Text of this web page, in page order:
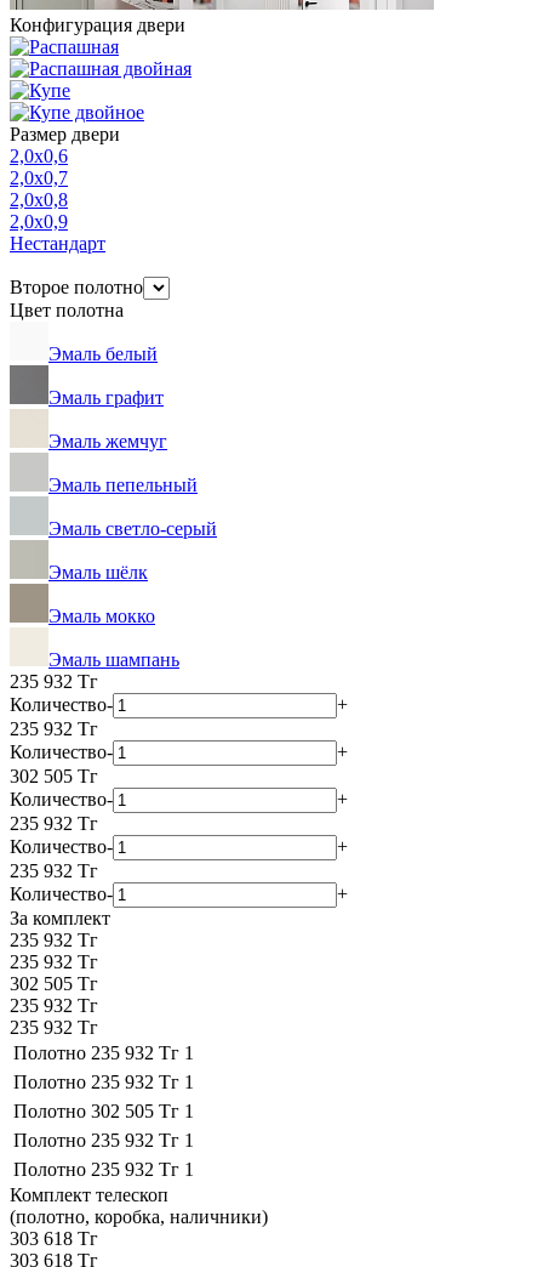
Конфигурация двери
Размер двери
2,0х0,6
2,0х0,7
2,0х0,8
2,0х0,9
Нестандарт
Второе полотно
Цвет полотна
Эмаль белый
Эмаль графит
Эмаль жемчуг
Эмаль пепельный
Эмаль светло-серый
Эмаль шёлк
Эмаль мокко
Эмаль шампань
235 932 Тг
Количество-
+
235 932 Тг
Количество-
+
302 505 Тг
Количество-
+
235 932 Тг
Количество-
+
235 932 Тг
Количество-
+
За комплект
235 932 Тг
235 932 Тг
302 505 Тг
235 932 Тг
235 932 Тг
Полотно 235 932 Тг 1
Полотно 235 932 Тг 1
Полотно 302 505 Тг 1
Полотно 235 932 Тг 1
Полотно 235 932 Тг 1
Комплект телескоп
(полотно, коробка, наличники)
303 618 Тг
303 618 Тг